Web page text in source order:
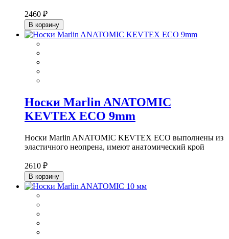
2460 ₽
В корзину
Носки Marlin ANATOMIC
KEVTEX ECO 9mm
Носки Marlin ANATOMIC KEVTEX ECO выполнены из
эластичного неопрена, имеют анатомический крой
2610 ₽
В корзину